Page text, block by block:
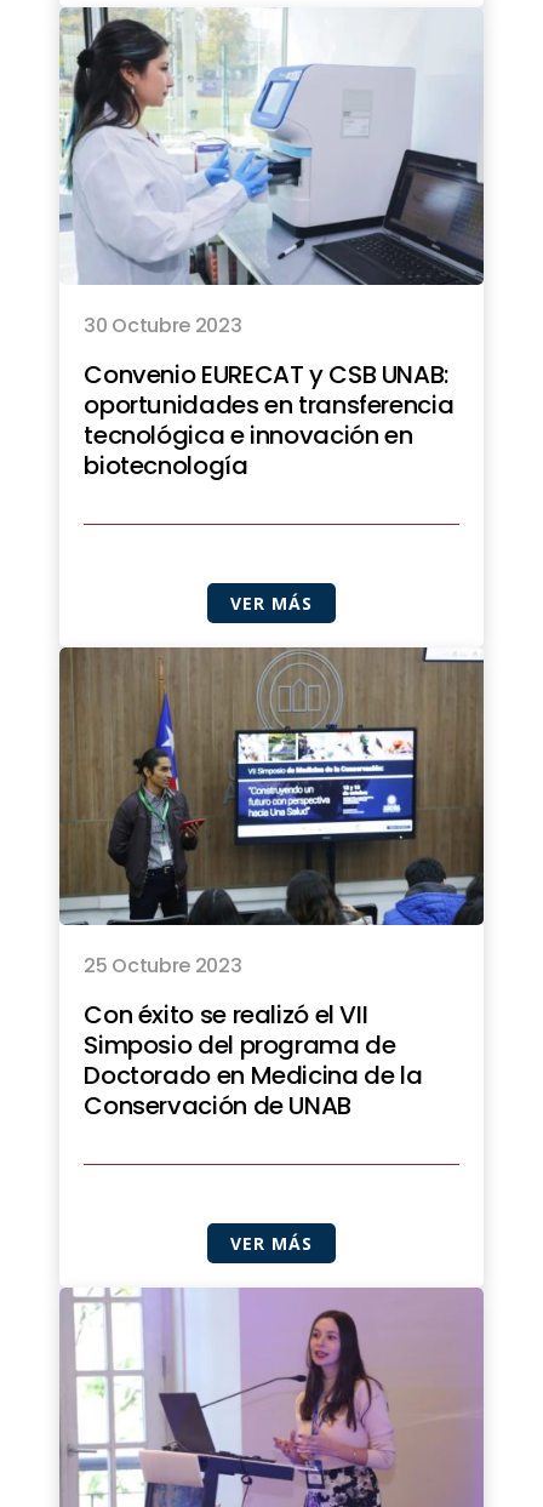
30 Octubre 2023
Convenio EURECAT y CSB UNAB:
oportunidades en transferencia
tecnológica e innovación en
biotecnología
VER MÁS
25 Octubre 2023
Con éxito se realizó el VII
Simposio del programa de
Doctorado en Medicina de la
Conservación de UNAB
VER MÁS